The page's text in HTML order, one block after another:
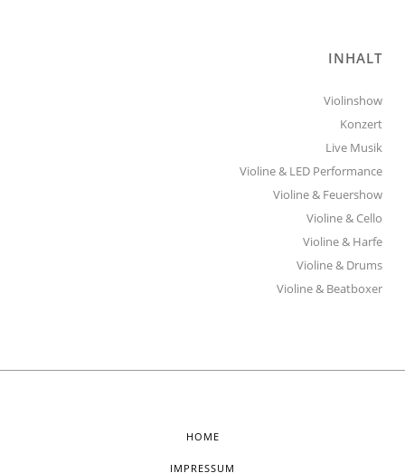
INHALT
Violinshow
Konzert
Live Musik
Violine & LED Performance
Violine & Feuershow
Violine & Cello
Violine & Harfe
Violine & Drums
Violine & Beatboxer
HOME
IMPRESSUM